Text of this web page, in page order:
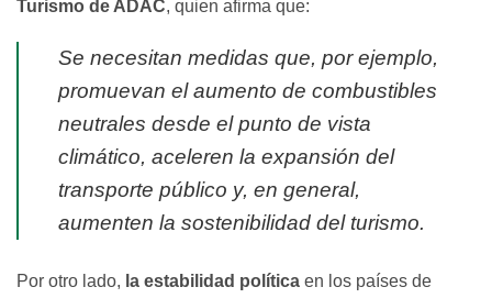
Turismo de ADAC, quien afirma que:
Se necesitan medidas que, por ejemplo,
promuevan el aumento de combustibles
neutrales desde el punto de vista
climático, aceleren la expansión del
transporte público y, en general,
aumenten la sostenibilidad del turismo.
Por otro lado, la estabilidad política en los países de